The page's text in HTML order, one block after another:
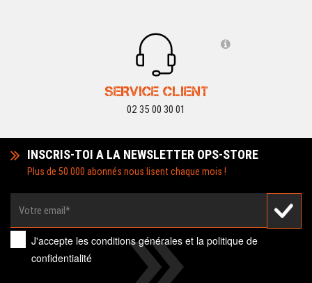
SERVICE CLIENT
02 35 00 30 01
INSCRIS-TOI A LA NEWSLETTER OPS-STORE
Plus de 50 000 abonnés nous lisent chaque mois !
J'accepte lesconditions générales et lapolitique de
confidentialité